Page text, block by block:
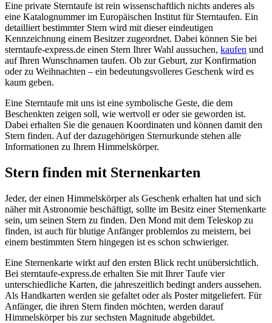
Eine private Sterntaufe ist rein wissenschaftlich nichts anderes als
eine Katalognummer im Europäischen Institut für Sterntaufen. Ein
detailliert bestimmter Stern wird mit dieser eindeutigen
Kennzeichnung einem Besitzer zugeordnet. Dabei können Sie bei
sterntaufe-express.de einen Stern Ihrer Wahl aussuchen, kaufen und
auf Ihren Wunschnamen taufen. Ob zur Geburt, zur Konfirmation
oder zu Weihnachten – ein bedeutungsvolleres Geschenk wird es
kaum geben.
Eine Sterntaufe mit uns ist eine symbolische Geste, die dem
Beschenkten zeigen soll, wie wertvoll er oder sie geworden ist.
Dabei erhalten Sie die genauen Koordinaten und können damit den
Stern finden. Auf der dazugehörigen Sternurkunde stehen alle
Informationen zu Ihrem Himmelskörper.
Stern finden mit Sternenkarten
Jeder, der einen Himmelskörper als Geschenk erhalten hat und sich
näher mit Astronomie beschäftigt, sollte im Besitz einer Sternenkarte
sein, um seinen Stern zu finden. Den Mond mit dem Teleskop zu
finden, ist auch für blutige Anfänger problemlos zu meistern, bei
einem bestimmten Stern hingegen ist es schon schwieriger.
Eine Sternenkarte wirkt auf den ersten Blick recht unübersichtlich.
Bei sterntaufe-express.de erhalten Sie mit Ihrer Taufe vier
unterschiedliche Karten, die jahreszeitlich bedingt anders aussehen.
Als Handkarten werden sie gefaltet oder als Poster mitgeliefert. Für
Anfänger, die ihren Stern finden möchten, werden darauf
Himmelskörper bis zur sechsten Magnitude abgebildet.